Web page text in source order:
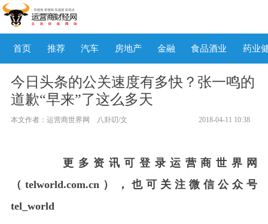
首页 推荐 汽车 房地产 金融 食品酒业 药业
今日头条的公关速度有多快？张一鸣的
道歉“早来”了这么多天
本文作者：运营商世界网 八卦叨/文 2018-04-11 10:38
更多资讯可登录运营商世界网
（telworld.com.cn），也可关注微信公众号
tel_world